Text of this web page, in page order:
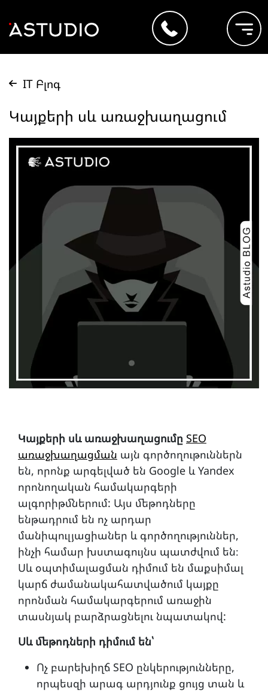
IT Բլոգ
Կայքերի սև առաջխաղացում
Կայքերի սև առաջխաղացումը SEO
առաջխաղացման այն գործողութուններն
են, որոնք արգելված են Google և Yandex
որոնողական համակարգերի
ալգորիթմներում: Այս մեթոդները
ենթադրում են ոչ արդար
մանիպուլյացիաներ և գործողություններ,
ինչի համար խստագույնս պատժվում են։
Սև օպտիմալացման դիմում են մաքսիմալ
կարճ ժամանակահատվածում կայքը
որոնման համակարգերում առաջին
տասնյակ բարձրացնելու նպատակով:
Սև մեթոդների դիմում են՝
Ոչ բարեխիղճ SEO ընկերությունները,
որպեսզի արագ արդյունք ցույց տան և